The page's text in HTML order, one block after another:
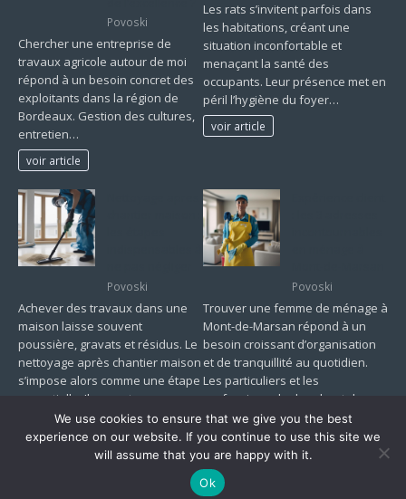
Povoski
Chercher une entreprise de
travaux agricole autour de moi
répond à un besoin concret des
exploitants dans la région de
Bordeaux. Gestion des cultures,
entretien…
voir article
Les rats s’invitent parfois dans
les habitations, créant une
situation inconfortable et
menaçant la santé des
occupants. Leur présence met en
péril l’hygiène du foyer…
voir article
Povoski
Achever des travaux dans une
maison laisse souvent
poussière, gravats et résidus. Le
nettoyage après chantier maison
s’impose alors comme une étape
essentielle. Il permet…
voir article
Povoski
Trouver une femme de ménage à
Mont-de-Marsan répond à un
besoin croissant d’organisation
et de tranquillité au quotidien.
Les particuliers et les
professionnels cherchent des…
voir article
Copyright © 2026 | Thème WordPress par
We use cookies to ensure that we give you the best
experience on our website. If you continue to use this site we
will assume that you are happy with it.
Ok